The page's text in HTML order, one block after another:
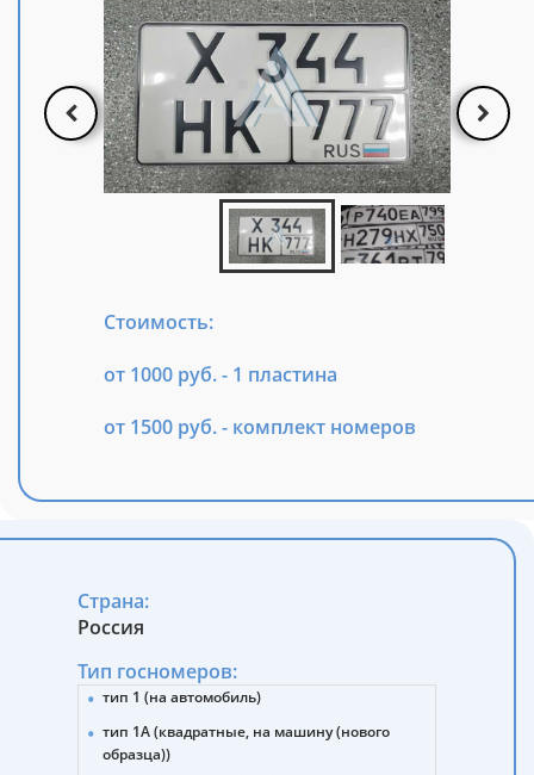
Стоимость:
от 1000 руб. - 1 пластина
от 1500 руб. - комплект номеров
Страна:
Россия
Тип госномеров:
тип 1 (на автомобиль)
тип 1А (квадратные, на машину (нового
образца))